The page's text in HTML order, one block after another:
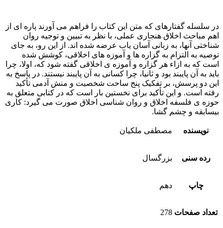
در سلسله گفتارهای که متن این کتاب را فراهم می آورند پاره ای از
اهم مباحث اخلاق هنجاری عملی، با نظر به تبیین و توجیه روان
شناختی آنها، به زبانی آسان یاب عرضه شده اند. از این رو، به جای
توصیه به التزام به گزاره ها و آموزه های اخلاقی، کوشش شده
است که به ازاء هر گزاره و آموزه ی اخلاقی گفته شود که، اولا، چرا
باید به آن پایبند بود و ثانیا، چرا کسانی به آن پایبند نیستند. در پاسخ به
این دو پرسش، بر تفکیک پنج ساحت شخصیت و منش آدمی تأکید
رفته است. و این تأکید برای نخستین بار است که در کتابی متعلق به
حوزه ی فلسفه اخلاق و روان شناسی اخلاق صورت می گیرد: کاری
بیسابقه و چشم گشا.
نویسنده مصطفی ملکیان
رده سنی بزرگسال
چاپ دهم
تعداد صفحات 278